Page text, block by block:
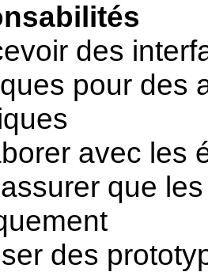
des
pour des
avec les
que
des